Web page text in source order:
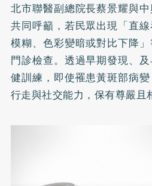
北市聯醫副總院長蔡景耀與
共同呼籲，若民眾出現「直
模糊、色彩變暗或對比下降
門診檢查。透過早期發現、
健訓練，即使罹患黃斑部病變
行走與社交能力，保有尊嚴且